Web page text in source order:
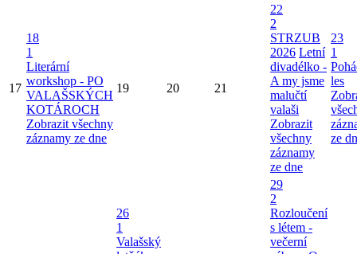
17
18
1
Literární
workshop - PO
VALAŠSKÝCH
KOTÁROCH
Zobrazit všechny
záznamy ze dne
19 20 21
22
2
STRZUB
2026 Letní
divadélko -
A my jsme
malučtí
valaši
Zobrazit
všechny
záznamy
ze dne
23
1
les
ze
26
1
Valašský
29
2
Rozloučení
s létem -
večerní